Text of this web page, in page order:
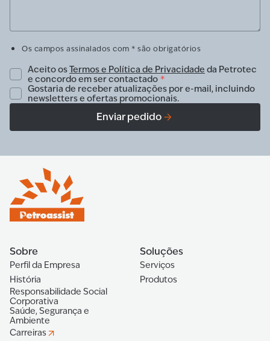
Os campos assinalados com * são obrigatórios
Aceito osTermos e Política de Privacidade da Petrotec
e concordo em ser contactado *
Gostaria de receber atualizações por e-mail, incluindo
newsletters e ofertas promocionais.
Enviar pedido
Sobre
Perfil da Empresa
História
Responsabilidade Social
Corporativa
Saúde, Segurança e
Ambiente
Carreiras
Soluções
Serviços
Produtos